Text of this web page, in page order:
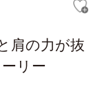
肩の力が抜
リー